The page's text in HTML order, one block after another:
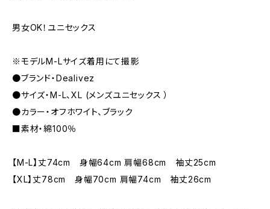
男女OK！ユニセックス
※モデルM-Lサイズ着用にて撮影
●ブランド・Dealivez
●サイズ・M-L、XL (メンズユニセックス ）
●カラー・オフホワイト、ブラック
■素材・綿100％
【M-L】丈74cm 身幅64cm 肩幅68cm 袖丈25cm
【XL】丈78cm 身幅70cm 肩幅74cm 袖丈26cm